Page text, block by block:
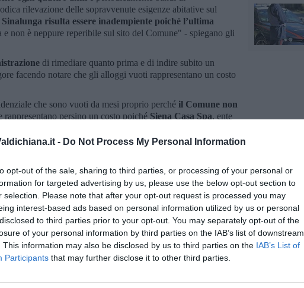
- Do Not Process My Personal Information
opt-out of the sale, sharing to third parties, or processing of your personal or
for targeted advertising by us, please use the below opt-out section to
selection. Please note that after your opt-out request is processed you may
interest-based ads based on personal information utilized by us or personal
to third parties prior to your opt-out. You may separately opt-out of the
of your personal information by third parties on the IAB’s list of downstream
This information may also be disclosed by us to third parties on the IAB’s List of
Participants that may further disclose it to other third parties.
rilevazione delle sopravvenute esigenze abitative sul
risulta essere inadempiente poiché l’ultima
e non è neppure reperibile sul sito del Comune" - spiegano gli
di rimediare quanto prima e di indire subito un
facendo notare che gli alloggi vuoti rappresentano un costo
che sono vuoti da mesi proprio perché il Comune non
rappresentano persino un costo poiché Siena Casa Spa, ente
pubblica dei comuni della provincia di Siena, contabilizza
casse comunali per la mancata assegnazione dell’alloggio.
si trova a
iscriviti alla
Newsletter QUInews - ToscanaMedia.
nella tua casella di posta.